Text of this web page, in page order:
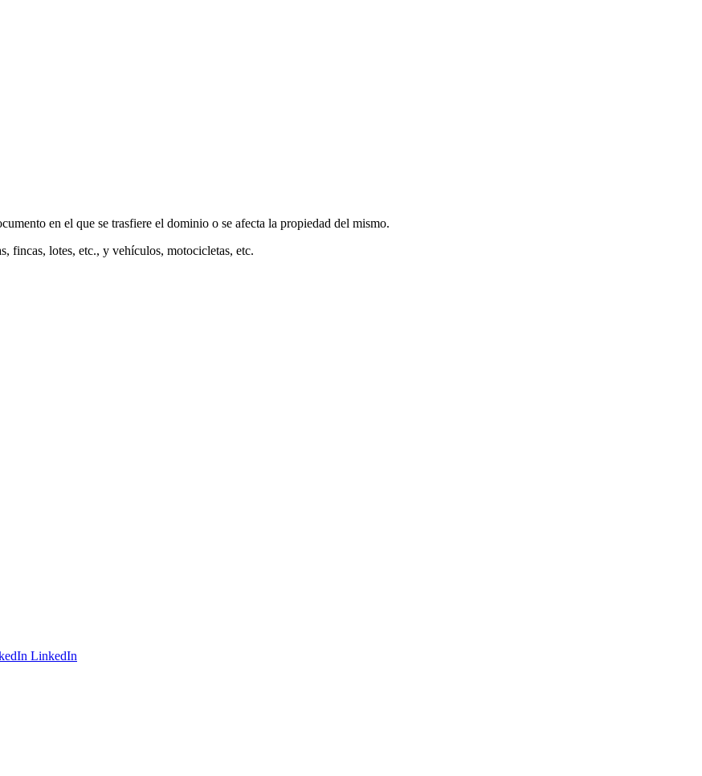
en el que se trasfiere el dominio o se afecta la propiedad del mismo.
fincas, lotes, etc., y vehículos, motocicletas, etc.
LinkedIn